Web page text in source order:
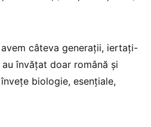
câteva generații, iertați-
învățat doar română și
biologie, esențiale,